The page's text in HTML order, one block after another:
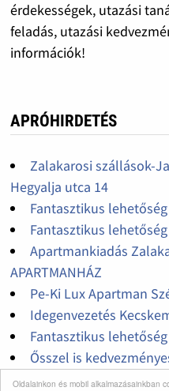
Oldalainkon és mobil alkalmazásainkban
érdekességek, utazási
feladás, utazási
információk!
APRÓHIRDETÉS
Zalakarosi szállások-
Hegyalja utca 14
Fantasztikus
Fantasztikus
Apartmankiadás
APARTMANHÁZ
Pe-Ki Lux Apartman
Idegenvezetés
Fantasztikus
Ősszel is
Havas Apartman egy